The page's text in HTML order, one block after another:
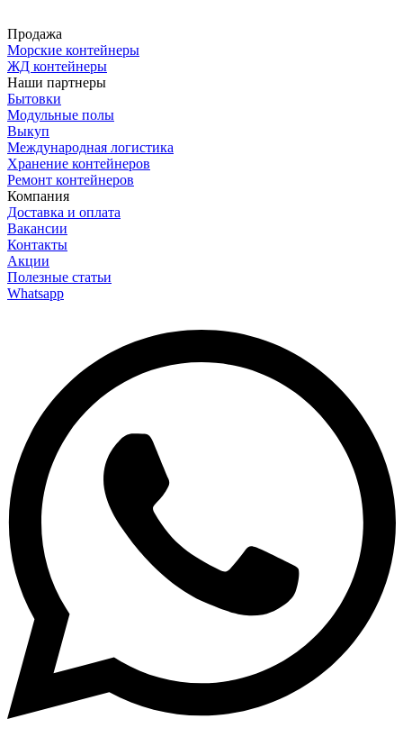
Продажа
Морские контейнеры
ЖД контейнеры
Наши партнеры
Бытовки
Модульные полы
Выкуп
Международная логистика
Хранение контейнеров
Ремонт контейнеров
Компания
Доставка и оплата
Вакансии
Контакты
Акции
Полезные статьи
Whatsapp